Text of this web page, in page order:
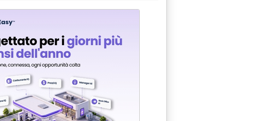
PER INVITARE LA GENTE A TUTELARE L'AMBIENTE'